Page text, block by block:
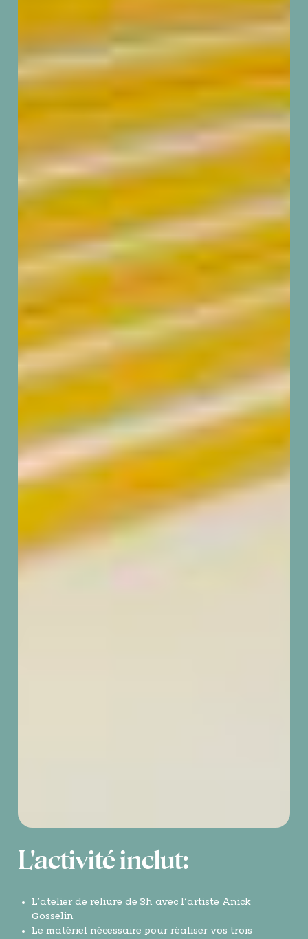
L'activité inclut:
L’atelier de reliure de 3h avec l’artiste Anick
Gosselin
Le matériel nécessaire pour réaliser vos trois